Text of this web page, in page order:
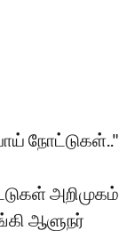
நோட்டுகள்.."
அறிமுகம்
ஆளுநர்